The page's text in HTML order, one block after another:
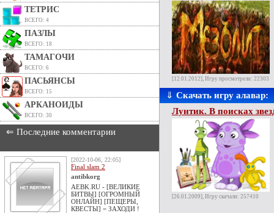
ТЕТРИС
ВСЕГО: 4
ПАЗЛЫ
ВСЕГО: 18
ТАМАГОЧИ
ВСЕГО: 6
ПАСЬЯНСЫ
ВСЕГО: 15
АРКАНОИДЫ
ВСЕГО: 30
⇐ Последние комментарии
[2022-10-06, 22:05]
Final slam 2
antibkorg
AEBK.RU - [ВЕЛИКИЕ
БИТВЫ] [ОГРОМНЫЙ
ОНЛАЙН] [ПЕЩЕРЫ,
КВЕСТЫ] = ЗАХОДИ !
[12.01.2012], Игру просмотрели: 22303
⇓ Скачать игру алавар:
Лунтик. В поисках
[26.01.2009], Игру скачали: 257410